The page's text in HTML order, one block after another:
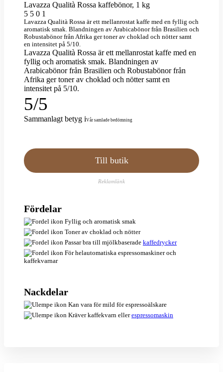
Lavazza Qualità Rossa kaffebönor, 1 kg
5 5 0 1
Lavazza Qualità Rossa är ett mellanrostat kaffe med en fyllig och
aromatisk smak. Blandningen av Arabicabönor från Brasilien och
Robustabönor från Afrika ger toner av choklad och nötter samt
en intensitet på 5/10.
Lavazza Qualità Rossa är ett mellanrostat kaffe med en
fyllig och aromatisk smak. Blandningen av
Arabicabönor från Brasilien och Robustabönor från
Afrika ger toner av choklad och nötter samt en
intensitet på 5/10.
5/5
Sammanlagt betyg iVår samlade bedömning
Till butik
Reklamlänk
Fördelar
Fyllig och aromatisk smak
Toner av choklad och nötter
Passar bra till mjölkbaserade kaffedrycker
För helautomatiska espressomaskiner och
kaffekvarnar
Nackdelar
Kan vara för mild för espressoälskare
Kräver kaffekvarn ellerespressomaskin